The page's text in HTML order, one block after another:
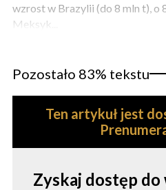
wzrost w Brazylii (do 8 mln t), o
Meksyk...
Pozostało 83% tekstu
Ten artykuł jest
Zyskaj dostęp